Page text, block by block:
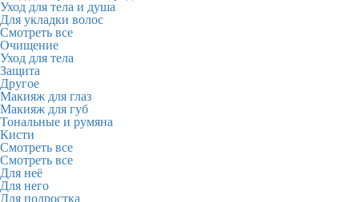
Уход для тела и душа
Для укладки волос
Смотреть все
Очищение
Уход для тела
Защита
Другое
Макияж для глаз
Макияж для губ
Тональные и румяна
Кисти
Смотреть все
Смотреть все
Для неё
Для него
Для подростка